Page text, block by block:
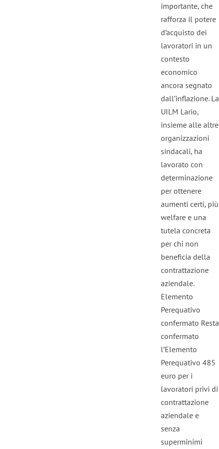
importante, che
rafforza il potere
d’acquisto dei
lavoratori in un
contesto
economico
ancora segnato
dall’inflazione. La
UILM Lario,
insieme alle altre
organizzazioni
sindacali, ha
lavorato con
determinazione
per ottenere
aumenti certi, più
welfare e una
tutela concreta
per chi non
beneficia della
contrattazione
aziendale.
Elemento
Perequativo
confermato Resta
confermato
l’Elemento
Perequativo 485
euro per i
lavoratori privi di
contrattazione
aziendale e
senza
superminimi